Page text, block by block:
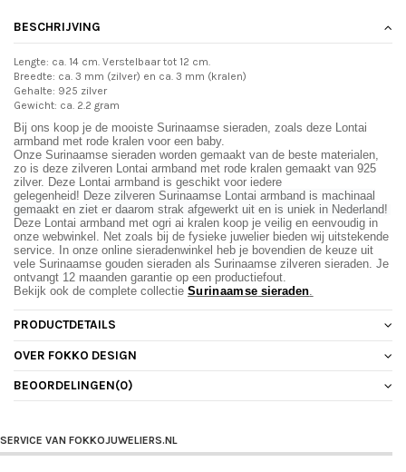
BESCHRIJVING
Lengte: ca. 14 cm. Verstelbaar tot 12 cm.
Breedte: ca. 3 mm (zilver) en ca. 3 mm (kralen)
Gehalte: 925 zilver
Gewicht: ca. 2.2 gram
Bij ons koop je de mooiste Surinaamse sieraden, zoals deze Lontai
armband met rode kralen voor een baby.
Onze Surinaamse sieraden worden gemaakt van de beste materialen,
zo is deze zilveren Lontai armband met rode kralen gemaakt van 925
zilver. Deze Lontai armband is geschikt voor iedere
gelegenheid! Deze zilveren Surinaamse Lontai armband is machinaal
gemaakt en ziet er daarom strak afgewerkt uit en is uniek in Nederland!
Deze Lontai armband met ogri ai kralen koop je veilig en eenvoudig in
onze webwinkel. Net zoals bij de fysieke juwelier bieden wij uitstekende
service. In onze online sieradenwinkel heb je bovendien de keuze uit
vele Surinaamse gouden sieraden als Surinaamse zilveren sieraden. Je
ontvangt 12 maanden garantie op een productiefout.
Bekijk ook de complete collectie Surinaamse sieraden.
PRODUCTDETAILS
OVER FOKKO DESIGN
BEOORDELINGEN(0)
SERVICE VAN FOKKOJUWELIERS.NL